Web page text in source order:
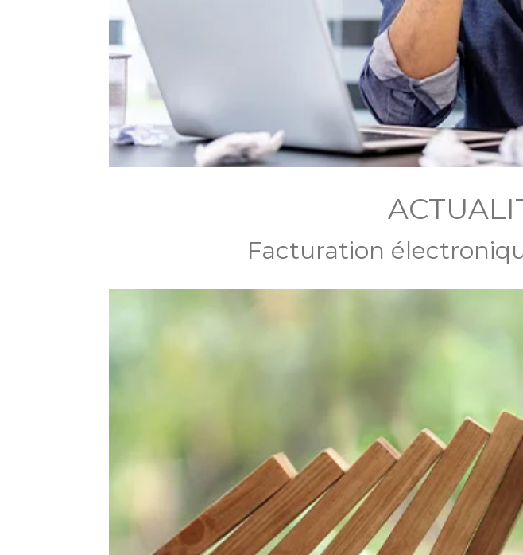
Facturation